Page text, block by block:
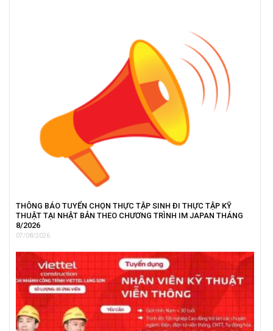
THÔNG BÁO TUYỂN CHỌN THỰC TẬP SINH ĐI THỰC TẬP KỸ
THUẬT TẠI NHẬT BẢN THEO CHƯƠNG TRÌNH IM JAPAN THÁNG
8/2026
07/08/2026